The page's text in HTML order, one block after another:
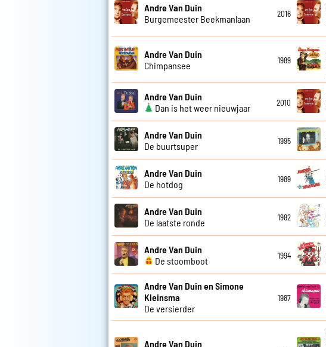
Andre Van Duin
Burgemeester Beekmanlaan
2016
Andre Van Duin
Chimpansee
1989
Andre Van Duin
Dan is het weer nieuwjaar
2010
Andre Van Duin
De buurtsuper
1995
Andre Van Duin
De hotdog
1989
Andre Van Duin
De laatste ronde
1982
Andre Van Duin
De stoomboot
1994
Andre Van Duin en Simone
Kleinsma
De versierder
1987
Andre Van Duin